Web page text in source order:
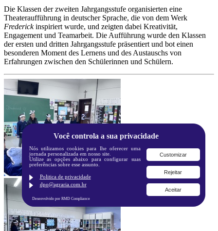
Die Klassen der zweiten Jahrgangsstufe organisierten eine
Theateraufführung in deutscher Sprache, die von dem Werk
Frederickinspiriert wurde, und zeigten dabei Kreativität,
Engagement und Teamarbeit. Die Aufführung wurde den Klassen
der ersten und dritten Jahrgangsstufe präsentiert und bot einen
besonderen Moment des Lernens und des Austauschs von
Erfahrungen zwischen den Schülerinnen und Schülern.
Você controla a sua privacidade
Nós utilizamos cookies para lhe oferecer uma
jornada personalizada em nosso site.
Utilize as opções abaixo para configurar suas
preferências sobre esse assunto.
Politica de privacidade
dpo@agraria.com.br
Customizar
Rejeitar
Aceitar
Desenvolvido por RMD Compliance